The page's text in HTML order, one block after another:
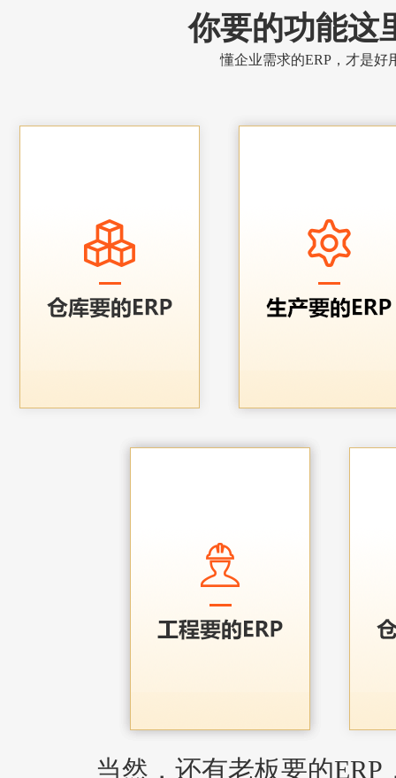
你要的功能这
懂企业需求的ERP，才是好
当然，还有老板要的ERP